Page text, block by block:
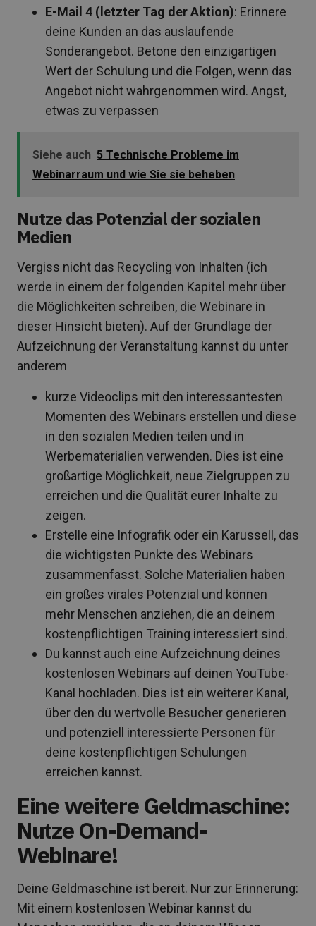
E-Mail 4 (letzter Tag der Aktion): Erinnere
deine Kunden an das auslaufende
Sonderangebot. Betone den einzigartigen
Wert der Schulung und die Folgen, wenn das
Angebot nicht wahrgenommen wird. Angst,
etwas zu verpassen
Siehe auch 5 Technische Probleme im
Webinarraum und wie Sie sie beheben
Nutze das Potenzial der sozialen
Medien
Vergiss nicht das Recycling von Inhalten (ich
werde in einem der folgenden Kapitel mehr über
die Möglichkeiten schreiben, die Webinare in
dieser Hinsicht bieten). Auf der Grundlage der
Aufzeichnung der Veranstaltung kannst du unter
anderem
kurze Videoclips mit den interessantesten
Momenten des Webinars erstellen und diese
in den sozialen Medien teilen und in
Werbematerialien verwenden. Dies ist eine
großartige Möglichkeit, neue Zielgruppen zu
erreichen und die Qualität eurer Inhalte zu
zeigen.
Erstelle eine Infografik oder ein Karussell, das
die wichtigsten Punkte des Webinars
zusammenfasst. Solche Materialien haben
ein großes virales Potenzial und können
mehr Menschen anziehen, die an deinem
kostenpflichtigen Training interessiert sind.
Du kannst auch eine Aufzeichnung deines
kostenlosen Webinars auf deinen YouTube-
Kanal hochladen. Dies ist ein weiterer Kanal,
über den du wertvolle Besucher generieren
und potenziell interessierte Personen für
deine kostenpflichtigen Schulungen
erreichen kannst.
Eine weitere Geldmaschine:
Nutze On-Demand-
Webinare!
Deine Geldmaschine ist bereit. Nur zur Erinnerung:
Mit einem kostenlosen Webinar kannst du